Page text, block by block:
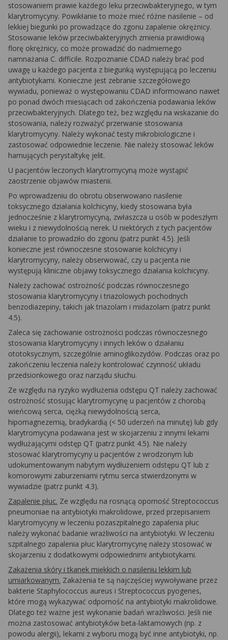
stosowaniem prawie każdego leku przeciwbakteryjnego, w tym
klarytromycyny. Powikłanie to może mieć różne nasilenie – od
lekkiej biegunki po prowadzące do zgonu zapalenie okrężnicy.
Stosowanie leków przeciwbakteryjnych zmienia prawidłową
florę okrężnicy, co może prowadzić do nadmiernego
namnażania C. difficile. Rozpoznanie CDAD należy brać pod
uwagę u każdego pacjenta z biegunką występującą po leczeniu
antybiotykami. Konieczne jest zebranie szczegółowego
wywiadu, ponieważ o występowaniu CDAD informowano nawet
po ponad dwóch miesiącach od zakończenia podawania leków
przeciwbakteryjnych. Dlatego też, bez względu na wskazanie do
stosowania, należy rozważyć przerwanie stosowania
klarytromycyny. Należy wykonać testy mikrobiologiczne i
zastosować odpowiednie leczenie. Nie należy stosować leków
hamujących perystaltykę jelit.
U pacjentów leczonych klarytromycyną może wystąpić
zaostrzenie objawów miastenii.
Po wprowadzeniu do obrotu obserwowano nasilenie
toksycznego działania kolchicyny, kiedy stosowana była
jednocześnie z klarytromycyną, zwłaszcza u osób w podeszłym
wieku i z niewydolnością nerek. U niektórych z tych pacjentów
działanie to prowadziło do zgonu (patrz punkt 4.5). Jeśli
konieczne jest równoczesne stosowanie kolchicyny i
klarytromycyny, należy obserwować, czy u pacjenta nie
występują kliniczne objawy toksycznego działania kolchicyny.
Należy zachować ostrożność podczas równoczesnego
stosowania klarytromycyny i triazolowych pochodnych
benzodiazepiny, takich jak triazolam i midazolam (patrz punkt
4.5).
Zaleca się zachowanie ostrożności podczas równoczesnego
stosowania klarytromycyny i innych leków o działaniu
ototoksycznym, szczególnie aminoglikozydów. Podczas oraz po
zakończeniu leczenia należy kontrolować czynność układu
przedsionkowego oraz narządu słuchu.
Ze względu na ryzyko wydłużenia odstępu QT należy zachować
ostrożność stosując klarytromycynę u pacjentów z chorobą
wieńcową serca, ciężką niewydolnością serca,
hipomagnezemią, bradykardią (< 50 uderzeń na minutę) lub gdy
klarytromycyna podawana jest w skojarzeniu z innymi lekami
wydłużającymi odstęp QT (patrz punkt 4.5). Nie należy
stosować klarytromycyny u pacjentów z wrodzonym lub
udokumentowanym nabytym wydłużeniem odstępu QT lub z
komorowymi zaburzeniami rytmu serca stwierdzonymi w
wywiadzie (patrz punkt 4.3).
Zapalenie płuc. Ze względu na rosnącą oporność Streptococcus
pneumoniae na antybiotyki makrolidowe, przed przepisaniem
klarytromycyny w leczeniu pozaszpitalnego zapalenia płuc
należy wykonać badanie wrażliwości na antybiotyki. W leczeniu
szpitalnego zapalenia płuc klarytromycynę należy stosować w
skojarzeniu z dodatkowymi odpowiednimi antybiotykami.
Zakażenia skóry i tkanek miękkich o nasileniu lekkim lub
umiarkowanym. Zakażenia te są najczęściej wywoływane przez
bakterie Staphylococcus aureus i Streptococcus pyogenes,
które mogą wykazywać odporność na antybiotyki makrolidowe.
Dlatego też ważne jest wykonanie badań wrażliwości. Jeśli nie
można zastosować antybiotyków beta-laktamowych (np. z
powodu alergii), lekami z wyboru mogą być inne antybiotyki, np.